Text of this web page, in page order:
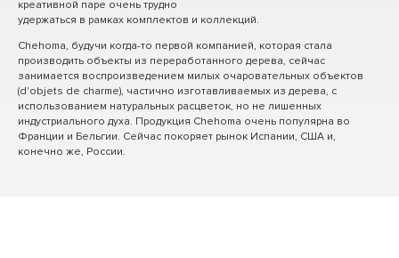
креативной паре очень трудно
удержаться в рамках комплектов и коллекций.
Chehoma, будучи когда-то первой компанией, которая стала
производить объекты из переработанного дерева, сейчас
занимается воспроизведением милых очаровательных объектов
(d'objets de charme), частично изготавливаемых из дерева, с
использованием натуральных расцветок, но не лишенных
индустриального духа. Продукция Chehoma очень популярна во
Франции и Бельгии. Сейчас покоряет рынок Испании, США и,
конечно же, России.